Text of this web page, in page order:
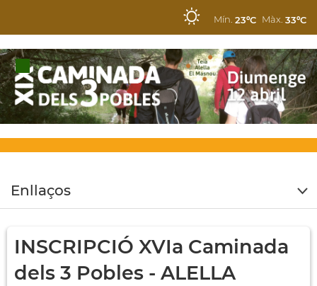
Mín. 23ºC Màx. 33ºC
Enllaços
INSCRIPCIÓ XVIa Caminada
dels 3 Pobles - ALELLA